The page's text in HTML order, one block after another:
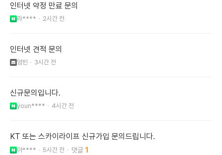
인터넷 약정 만료 문의
라**** 2시간 전
인터넷 견적 문의
엄빈 3시간 전
신규문의입니다.
youn**** 4시간 전
KT 또는 스카이라이프 신규가입 문의드립니다.
아**** 5시간 전 1